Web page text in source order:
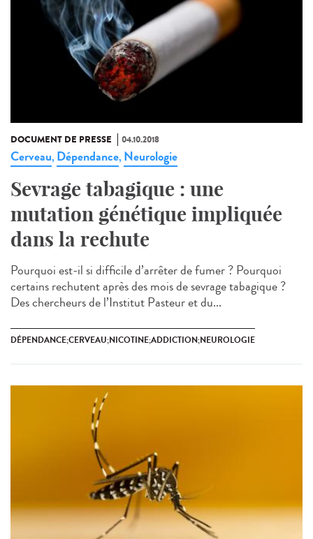
DOCUMENT DE PRESSE 04.10.2018
Cerveau, Dépendance, Neurologie
Sevrage tabagique : une
mutation génétique impliquée
dans la rechute
Pourquoi est-il si difficile d’arrêter de fumer ? Pourquoi
certains rechutent après des mois de sevrage tabagique ?
Des chercheurs de l’Institut Pasteur et du...
DÉPENDANCE;CERVEAU;NICOTINE;ADDICTION;NEUROLOGIE